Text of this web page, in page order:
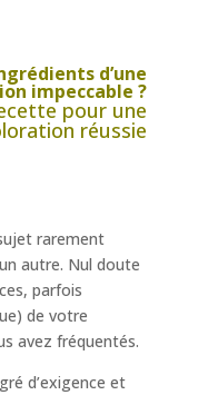
d’une
impeccable ?
pour une
réussie
rarement
autre. Nul doute
parfois
de votre
avez fréquentés.
d’exigence et